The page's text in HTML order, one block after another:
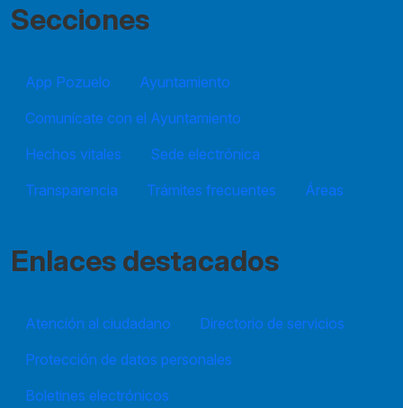
Secciones
App Pozuelo
Ayuntamiento
Comunícate con el Ayuntamiento
Hechos vitales
Sede electrónica
Transparencia
Trámites frecuentes Áreas
Enlaces destacados
Atención al ciudadano
Directorio de servicios
Protección de datos personales
Boletines electrónicos